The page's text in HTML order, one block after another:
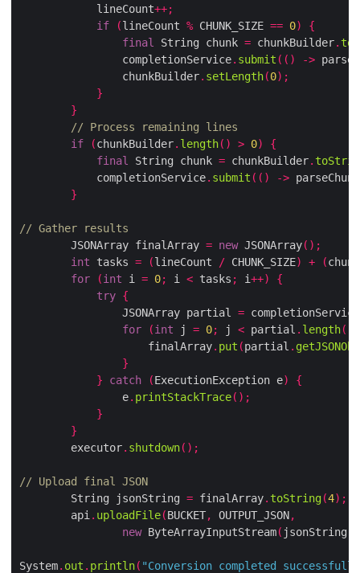
            lineCount
++;
if
(lineCount % CHUNK_SIZE == 0)
{
final
String chunk = chunkBuilder.
                completionService
. submit (() ->
                chunkBuilder
. setLength(0);
}
}
// Process remaining lines
if
(chunkBuilder. length() > 0)
{
final
String chunk = chunkBuilder.
            completionService
. submit (() -> parseChunk
}
// Gather results
        JSONArray finalArray
= new JSONArray();
int tasks = (lineCount / CHUNK_SIZE) + (
for
(int i = 0; i < tasks ; i++)
{
try {
                JSONArray partial
= completionService
for
(int j = 0; j < partial . length();
                    finalArray
. put (partial .
}
}
catch (ExecutionException e)
{
                e
. printStackTrace();
}
}
        executor
. shutdown();
// Upload final JSON
        String jsonString
= finalArray. toString(4);
        api
. uploadFile(BUCKET, OUTPUT_JSON,
new ByteArrayInputStream( jsonString
System. out . println( "Conversion completed